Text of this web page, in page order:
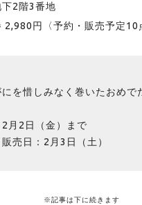
2階3番地
2,980円〈予約・販売予定10
を惜しみなく巻いたおめで
2月2日（金）まで
売日：2月3日（土）
※記事は下に続きます